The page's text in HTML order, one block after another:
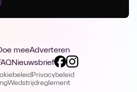
meeAdverteren
Nieuwsbrief
Privacybeleid
Wedstrijdreglement